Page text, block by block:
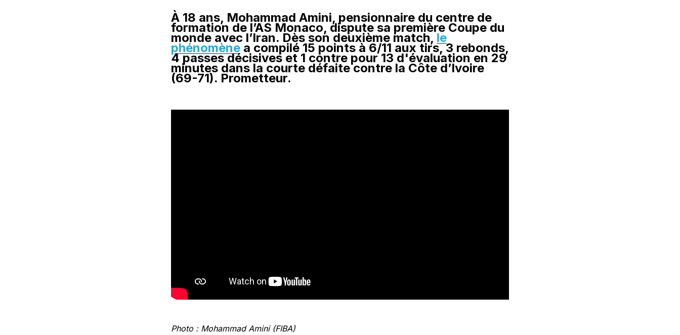
À 18 ans, Mohammad Amini, pensionnaire du centre de
formation de l’AS Monaco, dispute sa première Coupe du
monde avec l’Iran. Dès son deuxième match, le
phénomène a compilé 15 points à 6/11 aux tirs, 3 rebonds,
4 passes décisives et 1 contre pour 13 d'évaluation en 29
minutes dans la courte défaite contre la Côte d’Ivoire
(69-71). Prometteur.
Photo : Mohammad Amini (FIBA)